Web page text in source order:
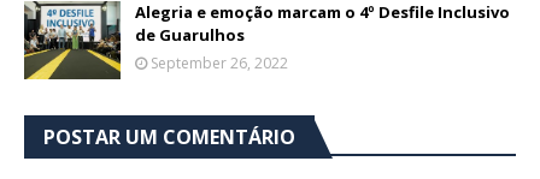
Alegria e emoção marcam o 4º Desfile Inclusivo
de Guarulhos
September 26, 2022
POSTAR UM COMENTÁRIO